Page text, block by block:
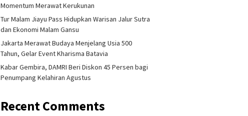
Momentum Merawat Kerukunan
Tur Malam Jiayu Pass Hidupkan Warisan Jalur Sutra
dan Ekonomi Malam Gansu
Jakarta Merawat Budaya Menjelang Usia 500
Tahun, Gelar Event Kharisma Batavia
Kabar Gembira, DAMRI Beri Diskon 45 Persen bagi
Penumpang Kelahiran Agustus
Recent Comments